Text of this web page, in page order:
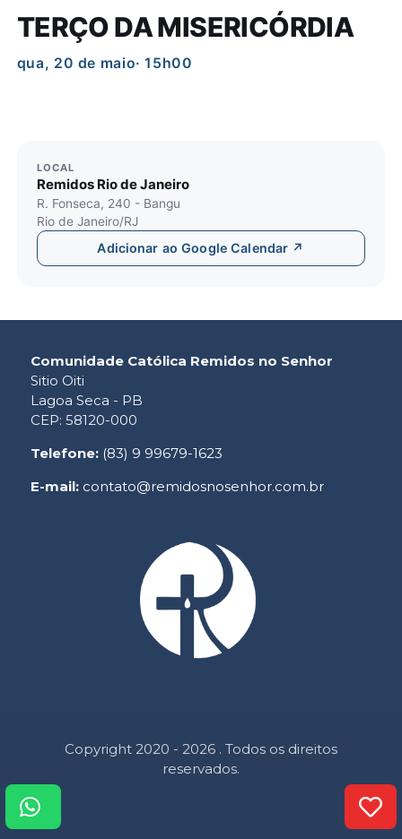
TERÇO DA MISERICÓRDIA
qua, 20 de maio· 15h00
LOCAL
Remidos Rio de Janeiro
R. Fonseca, 240 - Bangu
Rio de Janeiro/RJ
Adicionar ao Google Calendar ↗
Comunidade Católica Remidos no Senhor
Sitio Oiti
Lagoa Seca - PB
CEP: 58120-000
Telefone: (83) 9 99679-1623
E-mail: contato@remidosnosenhor.com.br
Copyright 2020 - 2026 . Todos os direitos
reservados.